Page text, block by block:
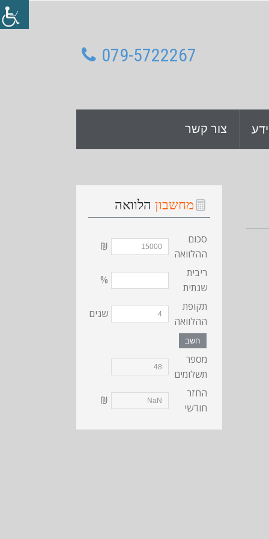
079-5722267
צור קשר
מחשבון הלוואה
סכום
ההלוואה
₪
ריבית
שנתית
%
תקופת
ההלוואה
שנים
חשב
מספר
תשלומים
החזר
חודשי
₪